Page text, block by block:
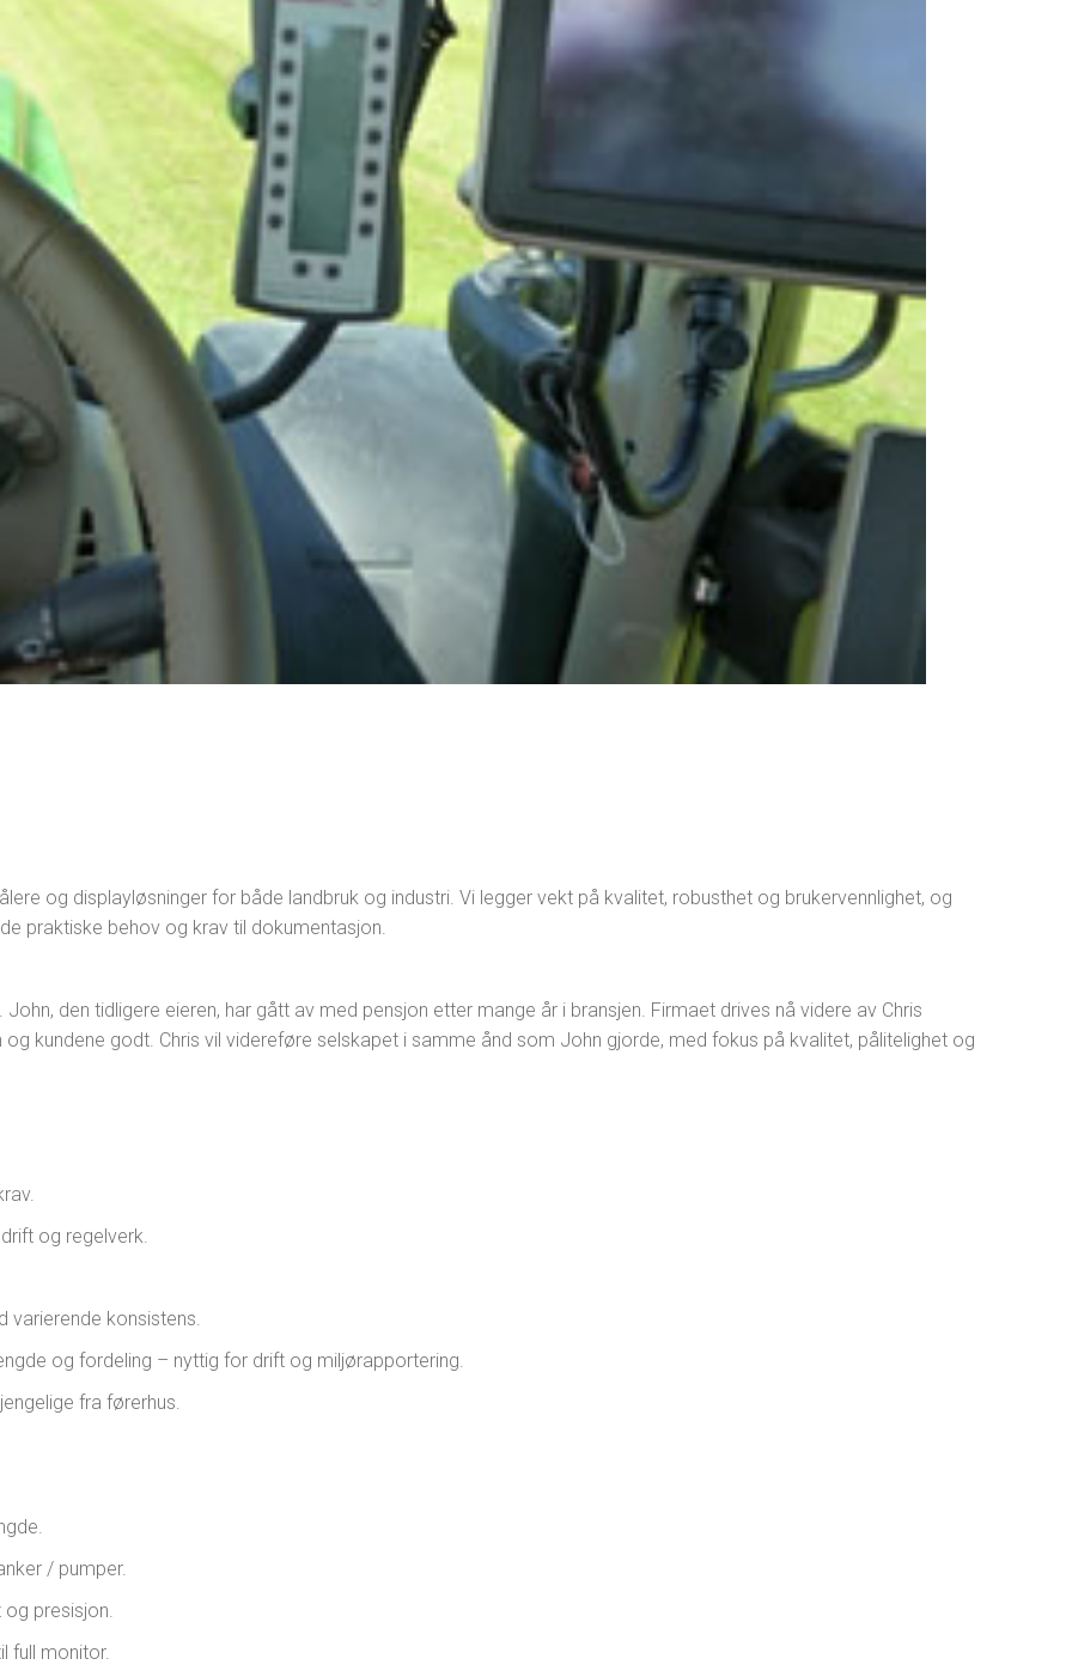
og displayløsninger for både landbruk og industri. Vi legger vekt på kvalitet, robusthet og brukervennlighet, og
praktiske behov og krav til dokumentasjon.
den tidligere eieren, har gått av med pensjon etter mange år i bransjen. Firmaet drives nå videre av Chris
kundene godt. Chris vil videreføre selskapet i samme ånd som John gjorde, med fokus på kvalitet, pålitelighet og
og regelverk.
konsistens.
og fordeling – nyttig for drift og miljørapportering.
fra førerhus.
/ pumper.
presisjon.
full monitor.